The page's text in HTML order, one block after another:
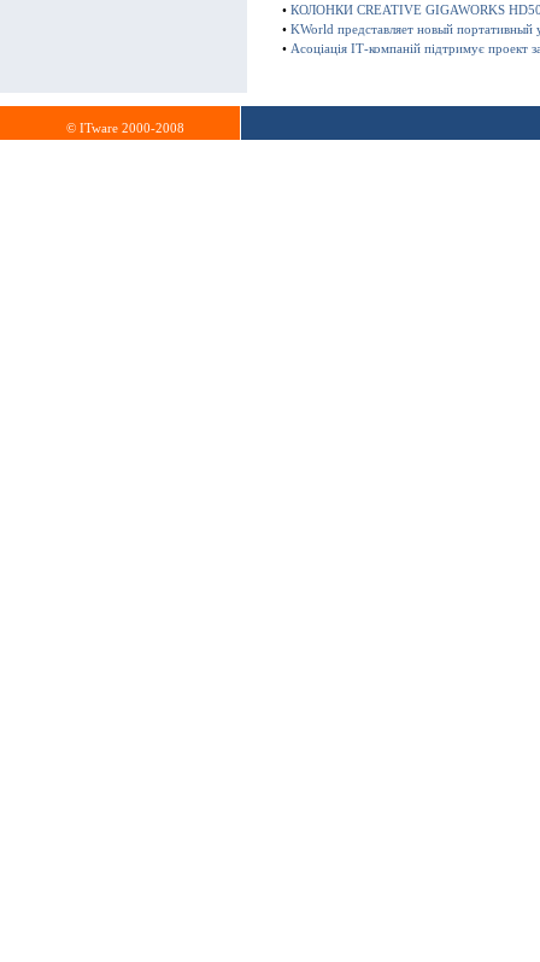
• КОЛОНКИ CREATIVE GIGAWORKS
• KWorld представляет новый
• Асоціація ІТ-компаній підтримує проект
© ITware 2000-2008